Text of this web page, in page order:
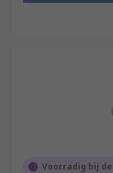
Voorradig bij